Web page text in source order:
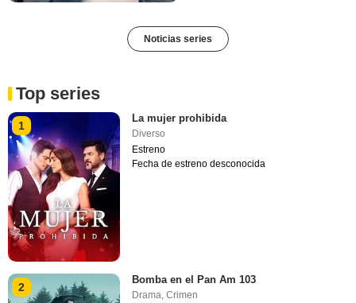
Noticias series
Top series
1
La mujer prohibida
Diverso
Estreno
Fecha de estreno desconocida
2
Bomba en el Pan Am 103
Drama,Crimen